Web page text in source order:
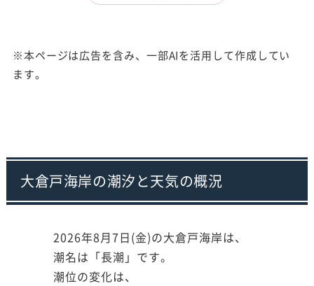
※本ページは広告を含み、一部AIを活用して作成してい
ます。
大倉戸海岸の潮汐と天気の概況
2026年8月7日(金)の大倉戸海岸は、
潮名は「長潮」です。
潮位の変化は、